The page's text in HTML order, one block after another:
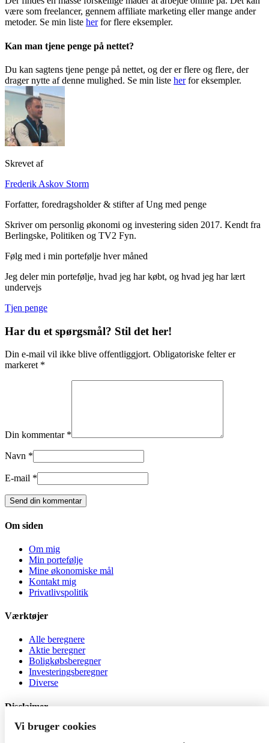
være som freelancer, gennem affiliate marketing eller mange ander
metoder. Se min liste herfor flere eksempler.
Kan man tjene penge på nettet?
Du kan sagtens tjene penge på nettet, og der er flere og flere, der
drager nytte af denne mulighed. Se min liste herfor eksempler.
Skrevet af
Frederik Askov Storm
Forfatter, foredragsholder & stifter af Ung med penge
Skriver om personlig økonomi og investering siden 2017. Kendt fra
Berlingske, Politiken og TV2 Fyn.
Følg med i min portefølje hver måned
Jeg deler min portefølje, hvad jeg har købt, og hvad jeg har lært
undervejs
Tjen penge
Har du et spørgsmål? Stil det her!
Din e-mail vil ikke blive offentliggjort. Obligatoriske felter er
markeret *
Din kommentar *
Navn *
E-mail *
Om siden
Om mig
Min portefølje
Mine økonomiske mål
Kontakt mig
Privatlivspolitik
Værktøjer
Alle beregnere
Aktie beregner
Boligkøbsberegner
Investeringsberegner
Diverse
Disclaimer
Al investering er behæftet med risiko. Jeg er ikke
investeringsrådgiver, og indholdet på siden må ikke betragtes som
Vi bruger cookies